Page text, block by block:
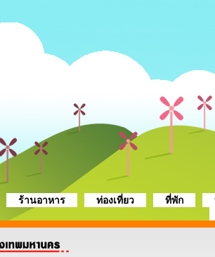
ร้านอาหาร ท่องเที่ยว ที่พัก